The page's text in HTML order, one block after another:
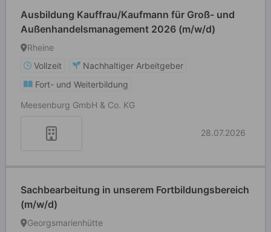
Ausbildung Kauffrau/Kaufmann für Groß- und
Außenhandelsmanagement 2026 (m/w/d)
Rheine
Vollzeit
Nachhaltiger Arbeitgeber
Fort- und Weiterbildung
Meesenburg GmbH & Co. KG
28.07.2026
Sachbearbeitung in unserem Fortbildungsbereich
(m/w/d)
Georgsmarienhütte